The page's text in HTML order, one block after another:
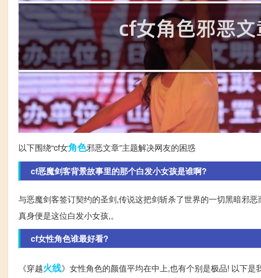
以下围绕“cf女角色邪恶文章”主题解决网友的困惑
cf恶魔剑客背景故事里的那个白发小女孩是谁啊?
与恶魔剑客签订契约的圣剑,传说这把剑斩杀了世界的一切黑暗邪
真身便是这位白发小女孩,。
cf女性角色谁最好看?
《穿越火线》女性角色的颜值平均在中上,也有个别是极品! 以下